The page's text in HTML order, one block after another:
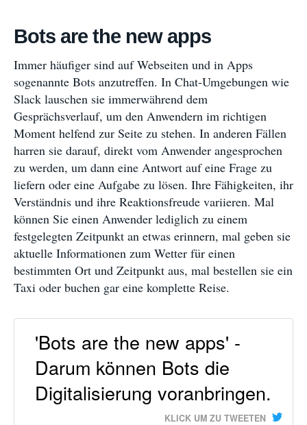
Bots are the new apps
Immer häufiger sind auf Webseiten und in Apps
sogenannte Bots anzutreffen. In Chat-Umgebungen wie
Slack lauschen sie immerwährend dem
Gesprächsverlauf, um den Anwendern im richtigen
Moment helfend zur Seite zu stehen. In anderen Fällen
harren sie darauf, direkt vom Anwender angesprochen
zu werden, um dann eine Antwort auf eine Frage zu
liefern oder eine Aufgabe zu lösen. Ihre Fähigkeiten, ihr
Verständnis und ihre Reaktionsfreude variieren. Mal
können Sie einen Anwender lediglich zu einem
festgelegten Zeitpunkt an etwas erinnern, mal geben sie
aktuelle Informationen zum Wetter für einen
bestimmten Ort und Zeitpunkt aus, mal bestellen sie ein
Taxi oder buchen gar eine komplette Reise.
'Bots are the new apps' -
Darum können Bots die
Digitalisierung voranbringen.
KLICK UM ZU TWEETEN